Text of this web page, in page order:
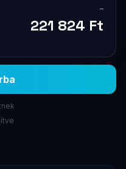
–
221 824 Ft